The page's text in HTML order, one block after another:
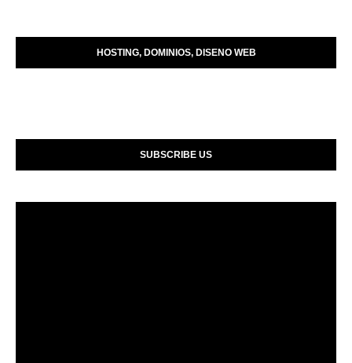
HOSTING, DOMINIOS, DISENO WEB
SUBSCRIBE US